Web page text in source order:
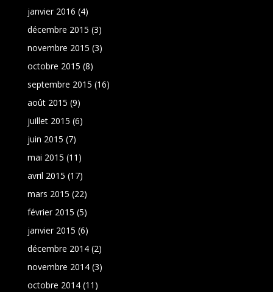
janvier 2016 (4)
décembre 2015 (3)
novembre 2015 (3)
octobre 2015 (8)
septembre 2015 (16)
août 2015 (9)
juillet 2015 (6)
juin 2015 (7)
mai 2015 (11)
avril 2015 (17)
mars 2015 (22)
février 2015 (5)
janvier 2015 (6)
décembre 2014(2)
novembre 2014(3)
octobre 2014(11)